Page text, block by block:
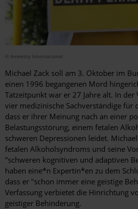
© Amnesty International
Michael Zack soll am 3. Oktober im
einen 1996 begangenen Mord
Tatzeitpunkt war er 27 Jahre alt. In der
vier medizinische Sachverständige für
dass er ihrer Meinung nach an einer
Belastungsstörung, einem fetalen
schweren Depressionen leidet.
fetalen Alkoholsyndroms und seine
"schweren kognitiven und adaptiven
haben eine*n Expertin*en zu dem
dass er "schon immer eine geistige
Verfassung verbietet die Hinrichtung
geistiger Behinderung.